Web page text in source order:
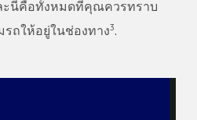
ะนี่คือทั้งหมดที่คุณควรทราบ
รถให้อยู่ในช่องทาง 3.